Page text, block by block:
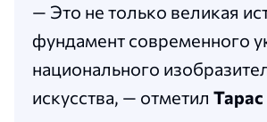
— Это не только великая
фундамент современного
национального
искусства, — отметил